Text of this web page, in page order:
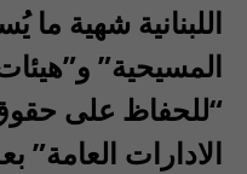
اللبنانية شهية ما
المسيحية”
“للحفاظ على
الادارات